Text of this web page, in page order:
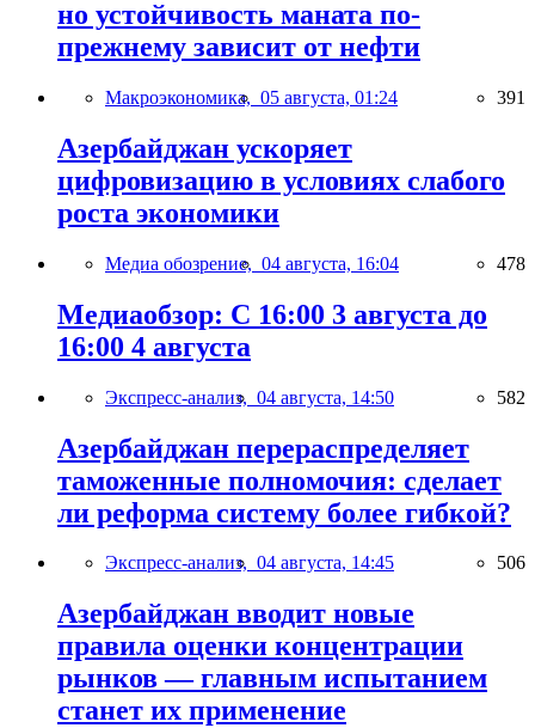
но устойчивость маната по-
прежнему зависит от нефти
Макроэкономика, 05 августа, 01:24 391
Азербайджан ускоряет
цифровизацию в условиях слабого
роста экономики
Медиа обозрение, 04 августа, 16:04 478
Медиаобзор: С 16:00 3 августа до
16:00 4 августа
Экспресс-анализ, 04 августа, 14:50 582
Азербайджан перераспределяет
таможенные полномочия: сделает
ли реформа систему более гибкой?
Экспресс-анализ, 04 августа, 14:45 506
Азербайджан вводит новые
правила оценки концентрации
рынков — главным испытанием
станет их применение